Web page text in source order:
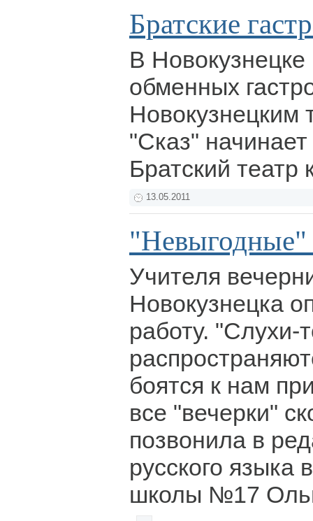
Братские
В Новокузнецке
обменных
Новокузнецким
"Сказ" начинает
Братский театр
13.05.2011
Учителя
Новокузнецка
работу. "Слухи-
боятся к нам
все "вечерки"
позвонила в
русского языка
школы №17